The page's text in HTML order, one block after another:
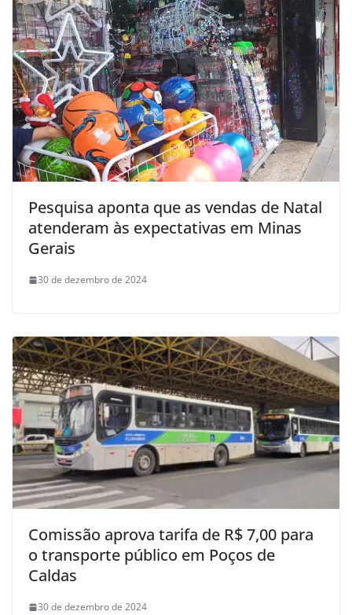
Pesquisa aponta que as vendas de Natal
atenderam às expectativas em Minas
Gerais
30 de dezembro de 2024
Comissão aprova tarifa de R$ 7,00 para
o transporte público em Poços de
Caldas
30 de dezembro de 2024